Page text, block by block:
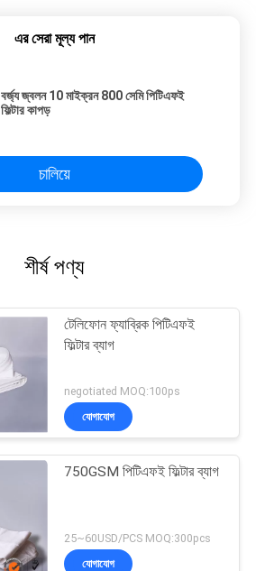
এর সেরা মূল্য পান
বর্জ্য জ্বলন 10 মাইক্রন 800 সেমি পিটিএফই
ফিল্টার কাপড়
চালিয়ে
শীর্ষ পণ্য
টেলিফোন ফ্যাব্রিক পিটিএফই
ফিল্টার ব্যাগ
negotiated MOQ:100ps
যোগাযোগ
750GSM পিটিএফই ফিল্টার ব্যাগ
25~60USD/PCS MOQ:300pcs
যোগাযোগ